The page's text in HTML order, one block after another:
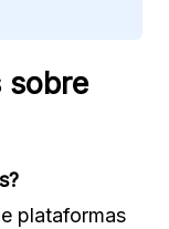
sobre
plataformas